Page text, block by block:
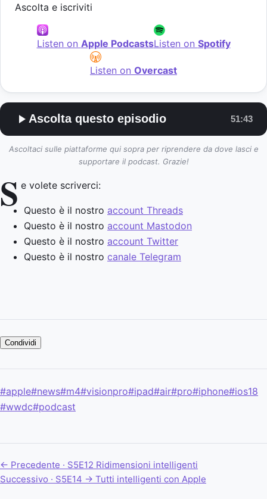
Ascolta e iscriviti
Listen on Apple PodcastsListen on Spotify
Listen on Overcast
Ascolta questo episodio 51:43
Ascoltaci sulle piattaforme qui sopra per riprendere da dove lasci e
supportare il podcast. Grazie!
S e volete scriverci:
Questo è il nostro account Threads
Questo è il nostro account Mastodon
Questo è il nostro account Twitter
Questo è il nostro canale Telegram
Condividi
#apple#news#m4#visionpro#ipad#air#pro#iphone#ios18
#wwdc#podcast
← Precedente · S5E12 Ridimensioni intelligenti
Successivo · S5E14 → Tutti intelligenti con Apple